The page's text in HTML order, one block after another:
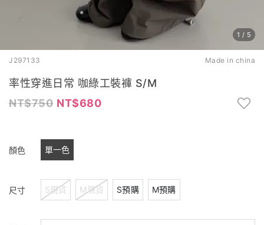
1 / 5
J297133 Made in china
率性穿進日常 咖綠工裝褲 S/M
750
680
顏色 單一色
尺寸 S現貨 M現貨 S預購 M預購